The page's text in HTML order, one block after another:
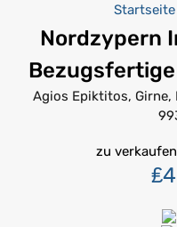
Startseite
Nordzypern
Bezugsfertige
Agios Epiktitos, Girne,
zu